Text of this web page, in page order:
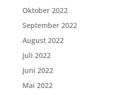
Oktober 2022
September 2022
August 2022
Juli 2022
Juni 2022
Mai 2022